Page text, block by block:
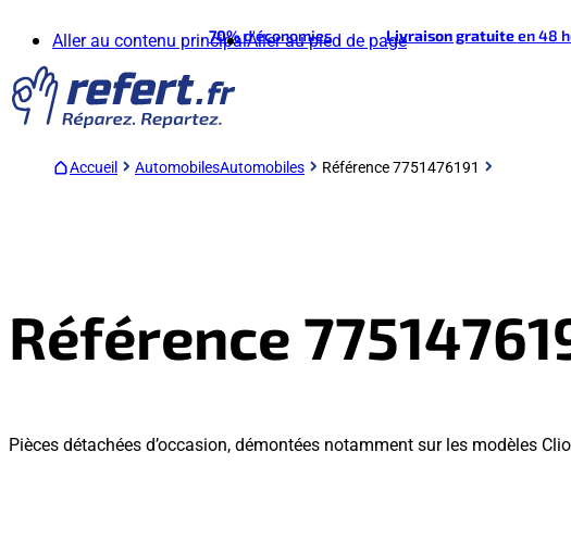
Aller au contenu principalAller au pied de page
70%d'économies Livraison gratuiteen 48
Accueil AutomobilesAutomobiles Référence 7751476191
Référence
Pièces détachées d’occasion, démontées notamment sur les modèles